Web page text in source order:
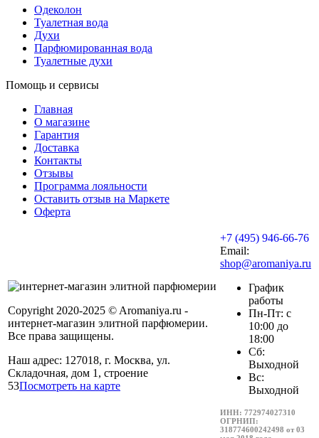
Одеколон
Туалетная вода
Духи
Парфюмированная вода
Туалетные духи
Помощь и сервисы
Главная
О магазине
Гарантия
Доставка
Контакты
Отзывы
Программа лояльности
Оставить отзыв на Маркете
Оферта
Copyright 2020-2025 © Aromaniya.ru -
интернет-магазин элитной парфюмерии.
Все права защищены.
Наш адрес: 127018, г. Москва, ул.
Складочная, дом 1, строение
53Посмотреть на карте
+7 (495) 946-66-76
Email:
shop@aromaniya.ru
График
работы
Пн-Пт: с
10:00 до
18:00
Сб:
Выходной
Вс:
Выходной
ИНН: 772974027310
ОГРНИП:
318774600242498 от 03